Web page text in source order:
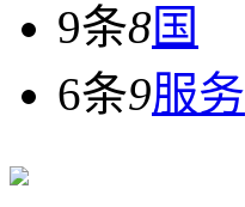
9条8国
6条9服务